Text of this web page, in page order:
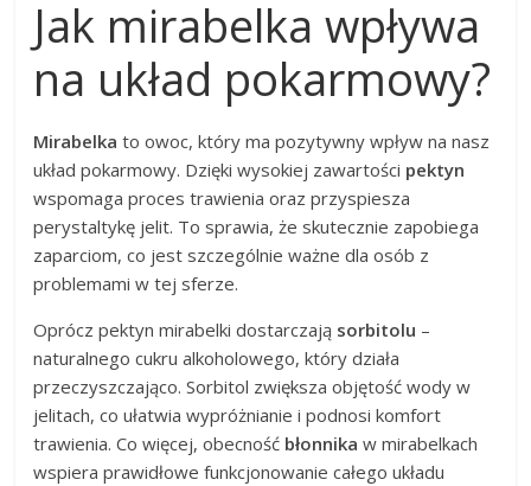
Jak mirabelka wpływa
na układ pokarmowy?
Mirabelka to owoc, który ma pozytywny wpływ na nasz
układ pokarmowy. Dzięki wysokiej zawartości pektyn
wspomaga proces trawienia oraz przyspiesza
perystaltykę jelit. To sprawia, że skutecznie zapobiega
zaparciom, co jest szczególnie ważne dla osób z
problemami w tej sferze.
Oprócz pektyn mirabelki dostarczają sorbitolu –
naturalnego cukru alkoholowego, który działa
przeczyszczająco. Sorbitol zwiększa objętość wody w
jelitach, co ułatwia wypróżnianie i podnosi komfort
trawienia. Co więcej, obecność błonnika w mirabelkach
wspiera prawidłowe funkcjonowanie całego układu